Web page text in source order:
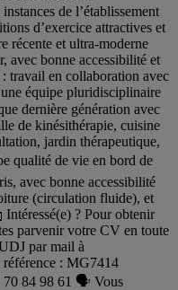
de l’établissement
d’exercice attractives et
récente et ultra-moderne
avec bonne accessibilité et
travail en collaboration avec
équipe pluridisciplinaire
dernière génération avec
de kinésithérapie, cuisine
jardin thérapeutique,
qualité de vie en bord de
avec bonne accessibilité
(circulation fluide), et
? Pour obtenir
parvenir votre CV en toute
par mail à
: MG7414
70 84 98 61 🗣️ Vous